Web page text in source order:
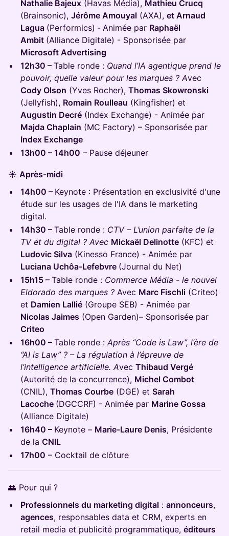
Nathalie Bajeux (Havas Média), Mathieu Crucq
(Brainsonic), Jérôme Amouyal (AXA), et Arnaud
Lagua (Performics) - Animée par Raphaël
Ambit (Alliance Digitale) - Sponsorisée par
Microsoft Advertising
12h30 – Table ronde : Quand l’IA agentique prend le
pouvoir, quelle valeur pour les marques ? Avec
Cody Olson (Yves Rocher), Thomas Skowronski
(Jellyfish), Romain Roulleau (Kingfisher) et
Augustin Decré (Index Exchange) - Animée par
Majda Chaplain (MC Factory) – Sponsorisée par
Index Exchange
13h00 – 14h00 – Pause déjeuner
☀️ Après-midi
14h00 – Keynote : Présentation en exclusivité d'une
étude sur les usages de l'IA dans le marketing
digital.
14h30 – Table ronde : CTV – L’union parfaite de la
TV et du digital ? Avec Mickaël Delinotte (KFC) et
Ludovic Silva (Kinesso France) - Animée par
Luciana Uchôa-Lefebvre (Journal du Net)
15h15 – Table ronde : Commerce Média - le nouvel
Eldorado des marques ? Avec Marc Fischli (Criteo)
et Damien Lallié (Groupe SEB) - Animée par
Nicolas Jaimes (Open Garden)– Sponsorisée par
Criteo
16h00 – Table ronde :Après “Code is Law”, l’ère de
“AI is Law” ? – La régulation à l’épreuve de
l’intelligence artificielle. Avec Thibaud Vergé
(Autorité de la concurrence), Michel Combot
(CNIL), Thomas Courbe (DGE) et Sarah
Lacoche (DGCCRF) - Animée par Marine Gossa
(Alliance Digitale)
16h40 – Keynote – Marie-Laure Denis, Présidente
de la CNIL
17h00 – Cocktail de clôture
​👥 Pour qui ?
Professionnels du marketing digital : annonceurs,
agences, responsables data et CRM, experts en
retail media et publicité programmatique, éditeurs